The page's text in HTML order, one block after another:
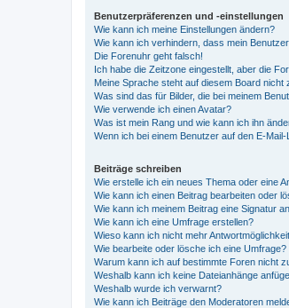
Benutzerpräferenzen und -einstellungen
Wie kann ich meine Einstellungen ändern?
Wie kann ich verhindern, dass mein
Die Forenuhr geht falsch!
Ich habe die Zeitzone eingestellt, aber die
Meine Sprache steht auf diesem Board nicht
Was sind das für Bilder, die bei meinem
Wie verwende ich einen Avatar?
Was ist mein Rang und wie kann ich ihn
Wenn ich bei einem Benutzer auf den E-
Beiträge schreiben
Wie erstelle ich ein neues Thema oder eine
Wie kann ich einen Beitrag bearbeiten oder
Wie kann ich meinem Beitrag eine Signatur
Wie kann ich eine Umfrage erstellen?
Wieso kann ich nicht mehr
Wie bearbeite oder lösche ich eine Umfrage?
Warum kann ich auf bestimmte Foren nicht
Weshalb kann ich keine Dateianhänge
Weshalb wurde ich verwarnt?
Wie kann ich Beiträge den Moderatoren